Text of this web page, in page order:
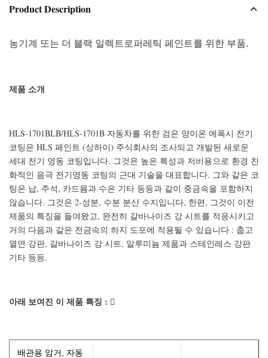
Product Description
농기계 또는 더 블랙 일렉트로퍼레틱 페인트를 위한 부품.
제품 소개
HLS-1701BLB/HLS-1701B 자동차를 위한 검은 양이온 에폭시 전기
코팅은 HLS 페인트 (상하이) 주식회사의 조사되고 개발된 새로운
세대 전기 영동 코팅입니다. 그것은 높은 특성과 저비용으로 환경 친
화적인 음극 전기영동 코팅의 근대 기술을 대표합니다. 그와 같은 코
팅은 납, 주석, 카드뮴과 수은 기타 등등과 같이 중금속을 포함하지
않습니다. 그것은 2-성분, 수분 분산 수지입니다, 한편, 그것이 이전
제품의 특징을 들여왔고, 완전히 갈바나이즈 강 시트를 적응시키고
거의 다음과 같은 전금속의 하지 도포에 적용될 수 있습니다 : 춥고
열연 강판, 갈바나이즈 강 시트, 알루미늄 제품과 스테인레스 강판
기타 등등.
아래 보여진 이 제품 특징 : 
배관용 암거, 자동